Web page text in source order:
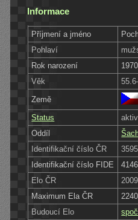
Informace
Příjmení a jméno
Pohlaví
Rok narození
1970
Věk
Země
Status
Oddíl
Identifikační číslo ČR
Identifikační číslo FIDE
Elo ČR
2009
Maximum Ela ČR
Budoucí Elo